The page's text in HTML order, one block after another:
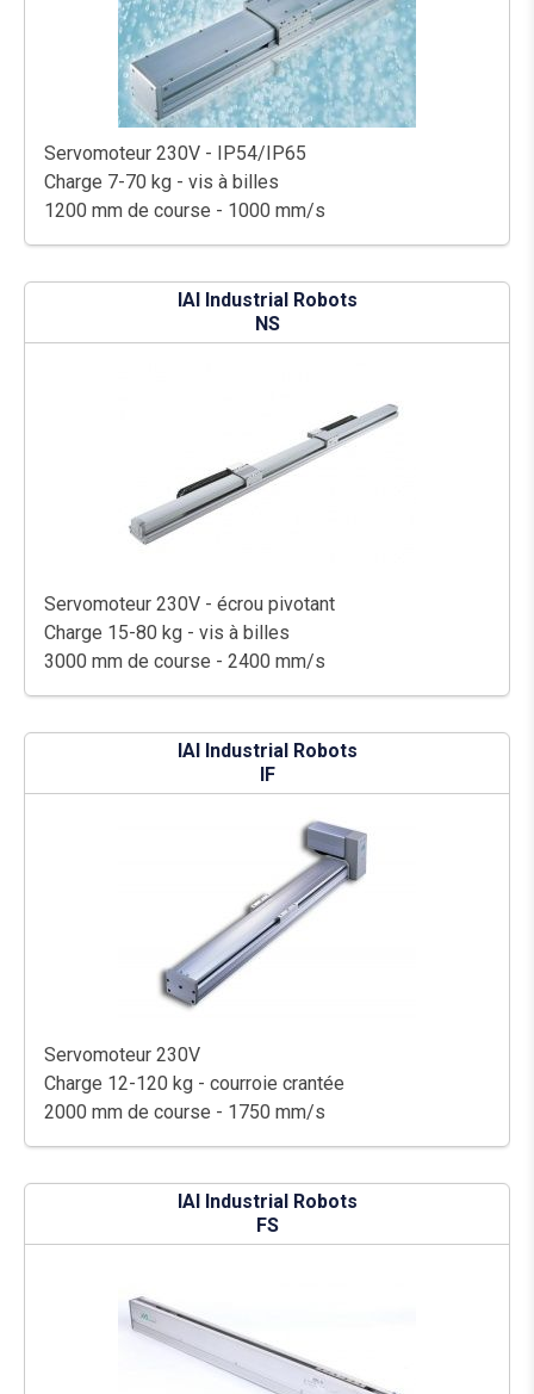
Servomoteur 230V - IP54/IP65
Charge 7-70 kg - vis à billes
1200 mm de course - 1000 mm/s
IAI Industrial Robots
NS
Servomoteur 230V - écrou pivotant
Charge 15-80 kg - vis à billes
3000 mm de course - 2400 mm/s
IAI Industrial Robots
IF
Servomoteur 230V
Charge 12-120 kg - courroie crantée
2000 mm de course - 1750 mm/s
IAI Industrial Robots
FS